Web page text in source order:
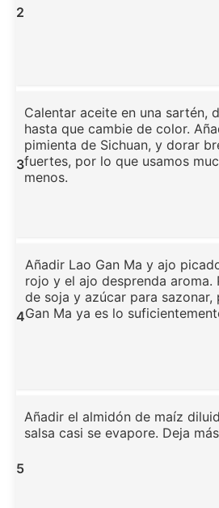
2
3
Calentar aceite en una sartén,
hasta que cambie de color.
pimienta de Sichuan, y dorar
fuertes, por lo que usamos
menos.
4
Añadir Lao Gan Ma y ajo
rojo y el ajo desprenda aroma.
de soja y azúcar para
Gan Ma ya es lo
5
Añadir el almidón de maíz
salsa casi se evapore. Deja